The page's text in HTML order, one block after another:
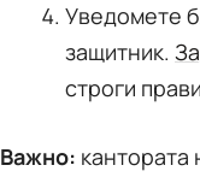
Уведомете
защитник.
строги
Важно: